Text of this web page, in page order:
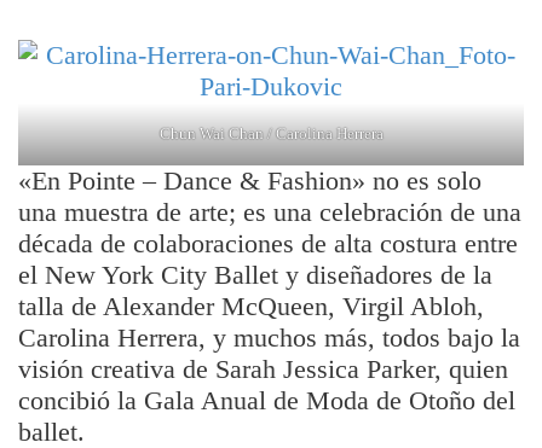
Chun Wai Chan / Carolina Herrera
«En Pointe – Dance & Fashion» no es solo
una muestra de arte; es una celebración de una
década de colaboraciones de alta costura entre
el New York City Ballet y diseñadores de la
talla de Alexander McQueen, Virgil Abloh,
Carolina Herrera, y muchos más, todos bajo la
visión creativa de Sarah Jessica Parker, quien
concibió la Gala Anual de Moda de Otoño del
ballet.